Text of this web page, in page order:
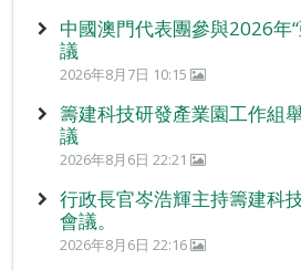
中國澳門代表團參與2026年
議
2026年8月7日 10:15
籌建科技研發產業園工作組
議
2026年8月6日 22:21
行政長官岑浩輝主持籌建科
會議。
2026年8月6日 22:16